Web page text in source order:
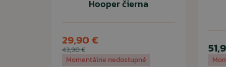
Hooper čierna
43,90 €
29,90 €
Momentálne nedostupné